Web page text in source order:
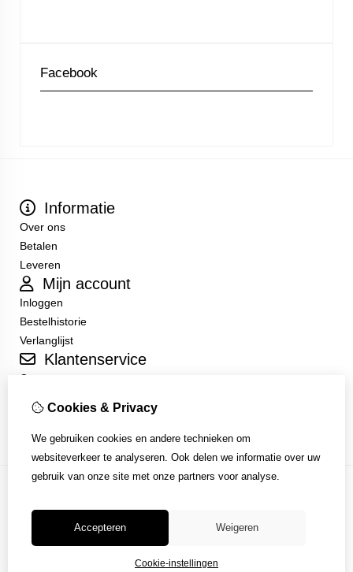
Facebook
Informatie
Over ons
Betalen
Leveren
Mijn account
Inloggen
Bestelhistorie
Verlanglijst
Klantenservice
Contact
Algemene Voorwaarden
Cookies & Privacy
We gebruiken cookies en andere technieken om
websiteverkeer te analyseren. Ook delen we informatie over uw
gebruik van onze site met onze partners voor analyse.
Accepteren Weigeren
Cookie-instellingen